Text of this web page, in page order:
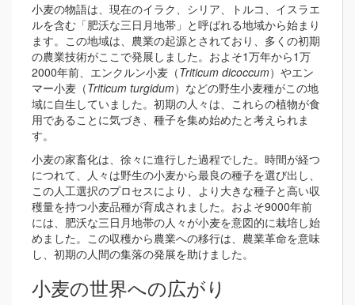
小麦の物語は、現在のイラク、シリア、トルコ、イスラエ
ルを含む「肥沃な三日月地帯」と呼ばれる地域から始まり
ます。この地域は、農業の起源とされており、多くの初期
の農業技術がここで発展しました。およそ1万年から1万
2000年前、エンクルン小麦（Triticum dicoccum）やエン
マー小麦（Triticum turgidum）などの野生小麦種がこの地
域に自生していました。初期の人々は、これらの植物が食
用であることに気づき、種子を集め始めたと考えられま
す。
小麦の家畜化は、徐々に進行した過程でした。時間が経つ
につれて、人々は野生の小麦から最良の種子を選び出し、
この人工選択のプロセスにより、より大きな種子と高い収
穫量を持つ小麦品種が育成されました。およそ9000年前
には、肥沃な三日月地帯の人々が小麦を意図的に栽培し始
めました。この収穫から農業への移行は、農業革命を意味
し、初期の人間の集落の発展を助けました。
小麦の世界への広がり